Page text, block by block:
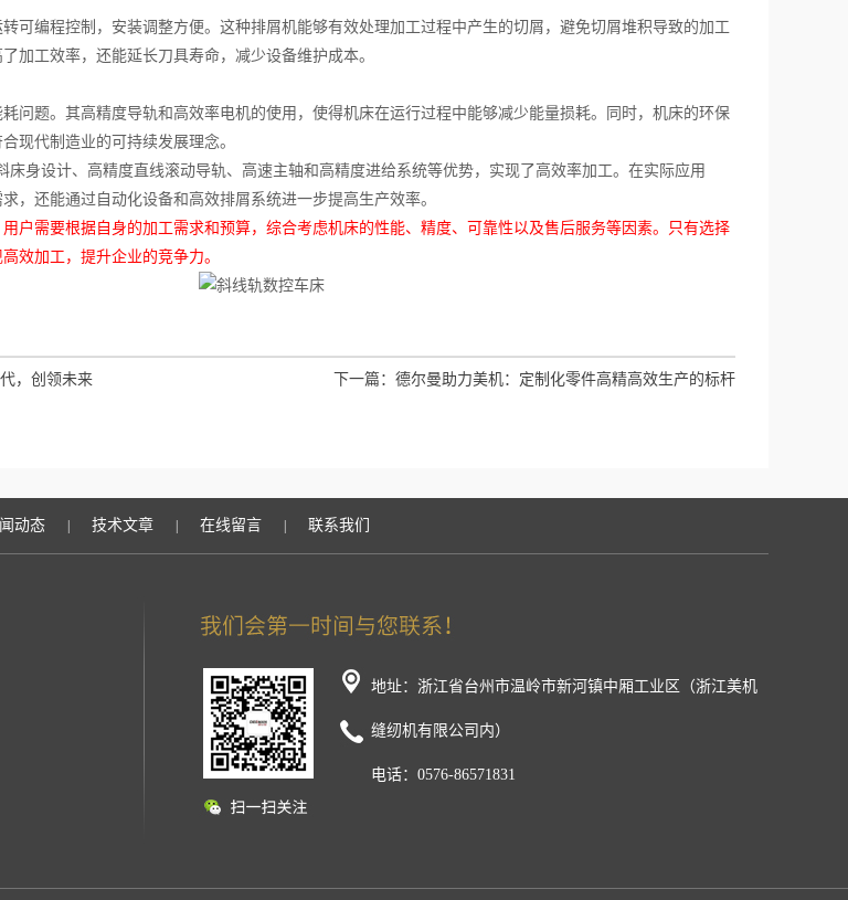
编程控制，安装调整方便。这种排屑机能够有效处理加工过程中产生的切屑，避免切屑堆积导致的加工
加工效率，还能延长刀具寿命，减少设备维护成本。
题。其高精度导轨和高效率电机的使用，使得机床在运行过程中能够减少能量损耗。同时，机床的环保
现代制造业的可持续发展理念。
身设计、高精度直线滚动导轨、高速主轴和高精度进给系统等优势，实现了高效率加工。在实际应用
，还能通过自动化设备和高效排屑系统进一步提高生产效率。
户需要根据自身的加工需求和预算，综合考虑机床的性能、精度、可靠性以及售后服务等因素。只有选择
效加工，提升企业的竞争力。
，创领未来 下一篇： 德尔曼助力美机：定制化零件高精高效生产的标杆
动态 技术文章 在线留言 联系我们
地址：浙江省台州市温岭市新河镇中厢工业区（浙江美机
缝纫机有限公司内）
电话：0576-86571831